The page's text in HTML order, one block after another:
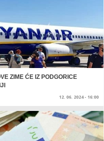
ZIME ĆE IZ PODGORICE
12. 06. 2024 - 16:00